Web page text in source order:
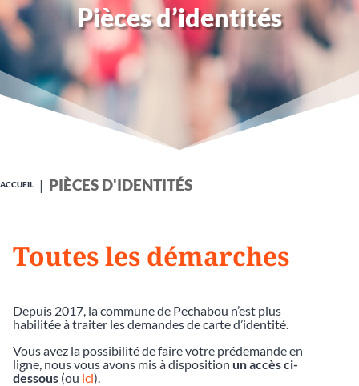
Pièces d’identités
ACCUEIL PIÈCES D'IDENTITÉS
Toutes les démarches
Depuis 2017, la commune de Pechabou n’est plus
habilitée à traiter les demandes de carte d’identité.
Vous avez la possibilité de faire votre prédemande en
ligne, nous vous avons mis à disposition un accès ci-
dessous (ou ici).